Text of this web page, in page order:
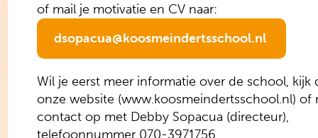
of mail je motivatie en CV naar:
dsopacua@koosmeindertsschool.nl
Wil je eerst meer informatie over de school, kijk
onze website (www.koosmeindertsschool.nl) of
contact op met Debby Sopacua (directeur),
telefoonnummer 070-3971756.